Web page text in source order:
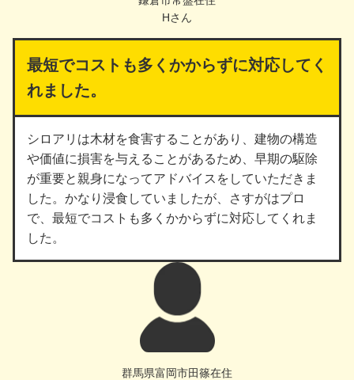
Hさん
最短でコストも多くかからずに対応してく
れました。
シロアリは木材を食害することがあり、建物の構造
や価値に損害を与えることがあるため、早期の駆除
が重要と親身になってアドバイスをしていただきま
した。かなり浸食していましたが、さすがはプロ
で、最短でコストも多くかからずに対応してくれま
した。
群馬県富岡市田篠在住